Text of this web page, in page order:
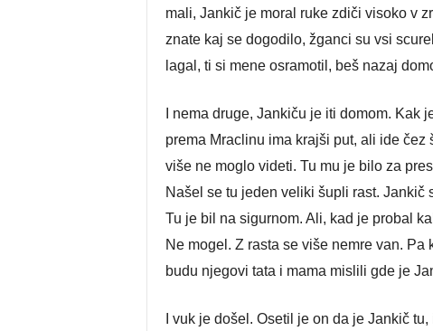
mali, Jankič je moral ruke zdiči visoko v
znate kaj se dogodilo, žganci su vsi
lagal, ti si mene osramotil, beš nazaj
I nema druge, Jankiču je iti domom. Kak
prema Mraclinu ima krajši put, ali ide
više ne moglo videti. Tu mu je bilo za
Našel se tu jeden veliki šupli rast. Jankič
Tu je bil na sigurnom. Ali, kad je probal
Ne mogel. Z rasta se više nemre van.
budu njegovi tata i mama mislili gde je
I vuk je došel. Osetil je on da je Jankič